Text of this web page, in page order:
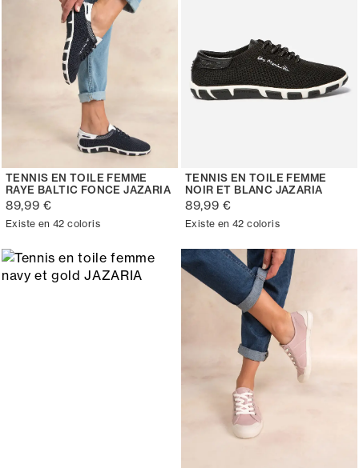
TENNIS EN TOILE FEMME
RAYE BALTIC FONCE JAZARIA
89,99 €
Existe en 42 coloris
TENNIS EN TOILE FEMME
NOIR ET BLANC JAZARIA
89,99 €
Existe en 42 coloris